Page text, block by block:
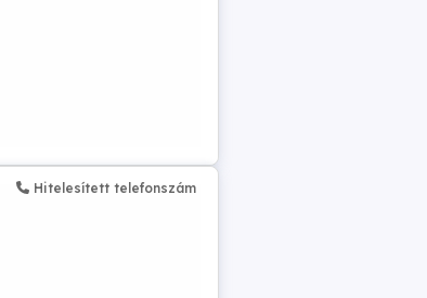
Hitelesített telefonszám